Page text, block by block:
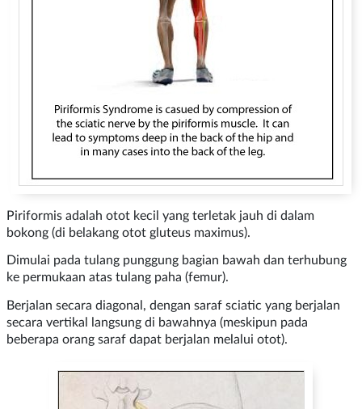
Piriformis adalah otot kecil yang terletak jauh di dalam
bokong (di belakang otot gluteus maximus).
Dimulai pada tulang punggung bagian bawah dan terhubung
ke permukaan atas tulang paha (femur).
Berjalan secara diagonal, dengan saraf sciatic yang berjalan
secara vertikal langsung di bawahnya (meskipun pada
beberapa orang saraf dapat berjalan melalui otot).